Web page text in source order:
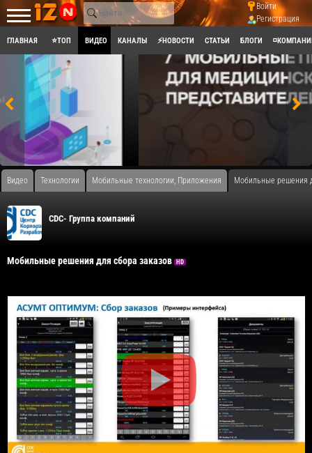
Войти
Регистрация
ГЛАВНАЯ ⭐ТОП ВИДЕО КАНАЛЫ ⚡НОВОСТИ СТАТЬИ БЛОГИ
Видео Технологии Мобильные технологии, Приложения Мобильные решения
CDC- Группа компаний
Мобильные решения для сбора заказов HD